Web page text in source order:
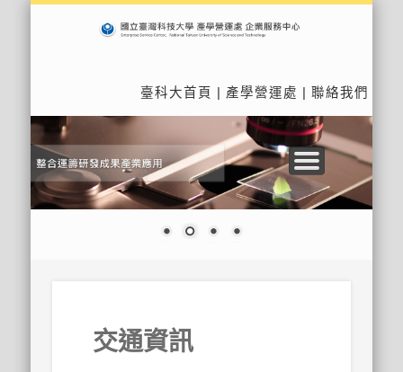
臺科大首頁 產學營運處 |聯絡我們
交通資訊